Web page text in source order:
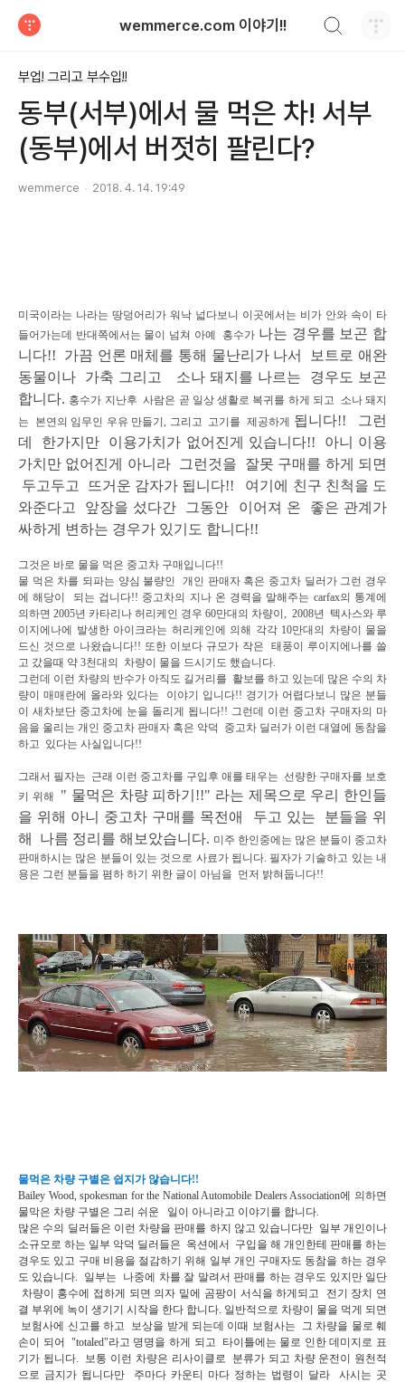
wemmerce.com 이야기!!
부업! 그리고 부수입!!
동부(서부)에서 물 먹은 차! 서부
(동부)에서 버젓히 팔린다?
wemmerce 2018. 4. 14. 19:49
미국이라는 나라는 땅덩어리가 워낙 넓다보니 이곳에서는 비가 안와 속이 타
들어가는데 반대쪽에서는 물이 넘쳐 아예 홍수가 나는 경우를 보곤 합
니다!! 가끔 언론 매체를 통해 물난리가 나서 보트로 애완
동물이나 가축 그리고 소나 돼지를 나르는 경우도 보곤
합니다. 홍수가 지난후 사람은 곧 일상 생활로 복귀를 하게 되고 소나 돼지
는 본연의 임무인 우유 만들기, 그리고 고기를 제공하게 됩니다!! 그런
데 한가지만 이용가치가 없어진게 있습니다!! 아니 이용
가치만 없어진게 아니라 그런것을 잘못 구매를 하게 되면
두고두고 뜨거운 감자가 됩니다!! 여기에 친구 친척을 도
와준다고 앞장을 섰다간 그동안 이어져 온 좋은 관계가
싸하게 변하는 경우가 있기도 합니다!!
그것은 바로 물을 먹은 중고차 구매입니다!!
물 먹은 차를 되파는 양심 불량인 개인 판매자 혹은 중고차 딜러가 그런 경우
에 해당이 되는 겁니다!! 중고차의 지나 온 경력을 말해주는 carfax의 통계에
의하면 2005년 카타리나 허리케인 경우 60만대의 차량이, 2008년 텍사스와 루
이지에나에 발생한 아이크라는 허리케인에 의해 각각 10만대의 차량이 물을
드신 것으로 나왔습니다!! 또한 이보다 규모가 작은 태풍이 루이지에나를 쓸
고 갔을때 약 3천대의 차량이 물을 드시기도 했습니다.
그런데 이런 차량의 반수가 아직도 길거리를 활보를 하고 있는데 많은 수의 차
량이 매매란에 올라와 있다는 이야기 입니다!! 경기가 어렵다보니 많은 분들
이 새차보단 중고차에 눈을 돌리게 됩니다!! 그런데 이런 중고차 구매자의 마
음을 울리는 개인 중고차 판매자 혹은 악덕 중고차 딜러가 이런 대열에 동참을
하고 있다는 사실입니다!!
그래서 필자는 근래 이런 중고차를 구입후 애를 태우는 선량한 구매자를 보호
키 위해 " 물먹은 차량 피하기!!" 라는 제목으로 우리 한인들
을 위해 아니 중고차 구매를 목전애 두고 있는 분들을 위
해 나름 정리를 해보았습니다. 미주 한인중에는 많은 분들이 중고차
판매하시는 많은 분들이 있는 것으로 사료가 됩니다. 필자가 기술하고 있는 내
용은 그런 분들을 폄하 하기 위한 글이 아님을 먼저 밝혀둡니다!!
물먹은 차량 구별은 쉽지가 않습니다!!
Bailey Wood, spokesman for the National Automobile Dealers Association에 의하면
물막은 차량 구별은 그리 쉬운 일이 아니라고 이야기를 합니다.
많은 수의 딜러들은 이런 차량을 판매를 하지 않고 있습니다만 일부 개인이나
소규모로 하는 일부 악덕 딜러들은 옥션에서 구입을 해 개인한테 판매를 하는
경우도 있고 구매 비용을 절감하기 위해 일부 개인 구매자도 동참을 하는 경우
도 있습니다. 일부는 나중에 차를 잘 말려서 판매를 하는 경우도 있지만 일단
차량이 홍수에 접하게 되면 의자 밑에 곰팡이 서식을 하게되고 전기 장치 연
결 부위에 녹이 생기기 시작을 한다 합니다. 일반적으로 차량이 물을 먹게 되면
보험사에 신고를 하고 보상을 받게 되는데 이때 보험사는 그 차량을 물로 훼
손이 되어 "totaled"라고 명명을 하게 되고 타이틀에는 물로 인한 데미지로 표
기가 됩니다. 보통 이런 차량은 리사이클로 분류가 되고 차량 운전이 원천적
으로 금지가 됩니다만 주마다 카운티 마다 정하는 법령이 달라 사시는 곳